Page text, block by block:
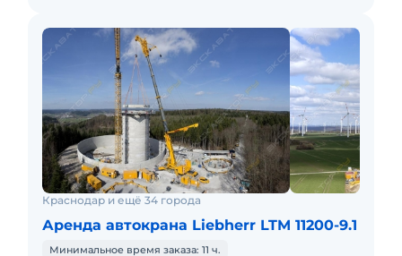
Краснодар и ещё 34 города
Аренда автокрана Liebherr LTM 11200-9.1
Минимальное время заказа: 11 ч.